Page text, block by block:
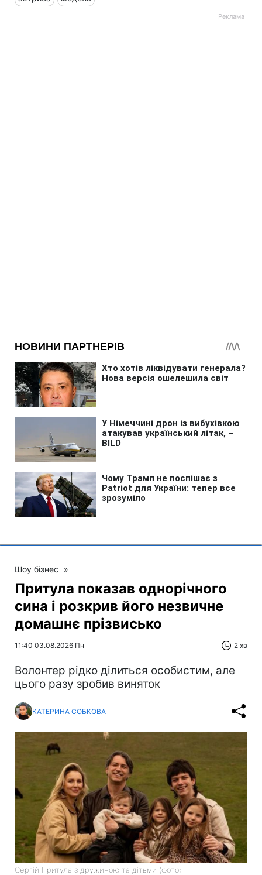
Шоу бізнес »
Притула показав однорічного
сина і розкрив його незвичне
домашнє прізвисько
11:40 03.08.2026 Пн 2 хв
Волонтер рідко ділиться особистим, але
цього разу зробив виняток
КАТЕРИНА СОБКОВА
Сергій Притула з дружиною та дітьми (фото: